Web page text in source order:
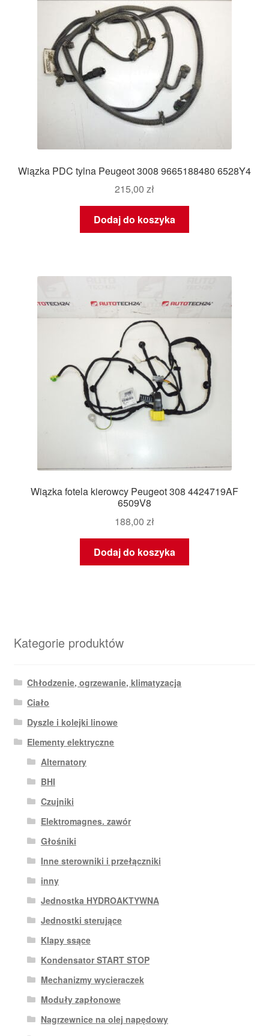
Wiązka PDC tylna Peugeot 3008 9665188480 6528Y4
215,00 zł
Dodaj do koszyka
Wiązka fotela kierowcy Peugeot 308 4424719AF
6509V8
188,00 zł
Dodaj do koszyka
Kategorie produktów
Chłodzenie, ogrzewanie, klimatyzacja
Ciało
Dyszle i kolejki linowe
Elementy elektryczne
Alternatory
BHI
Czujniki
Elektromagnes. zawór
Głośniki
Inne sterowniki i przełączniki
inny
Jednostka HYDROAKTYWNA
Jednostki sterujące
Klapy ssące
Kondensator START STOP
Mechanizmy wycieraczek
Moduły zapłonowe
Nagrzewnice na olej napędowy